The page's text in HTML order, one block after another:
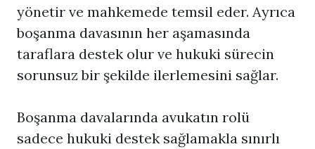
yönetir ve mahkemede temsil eder. Ayrıca
boşanma davasının her aşamasında
taraflara destek olur ve hukuki sürecin
sorunsuz bir şekilde ilerlemesini sağlar.
Boşanma davalarında avukatın rolü
sadece hukuki destek sağlamakla sınırlı